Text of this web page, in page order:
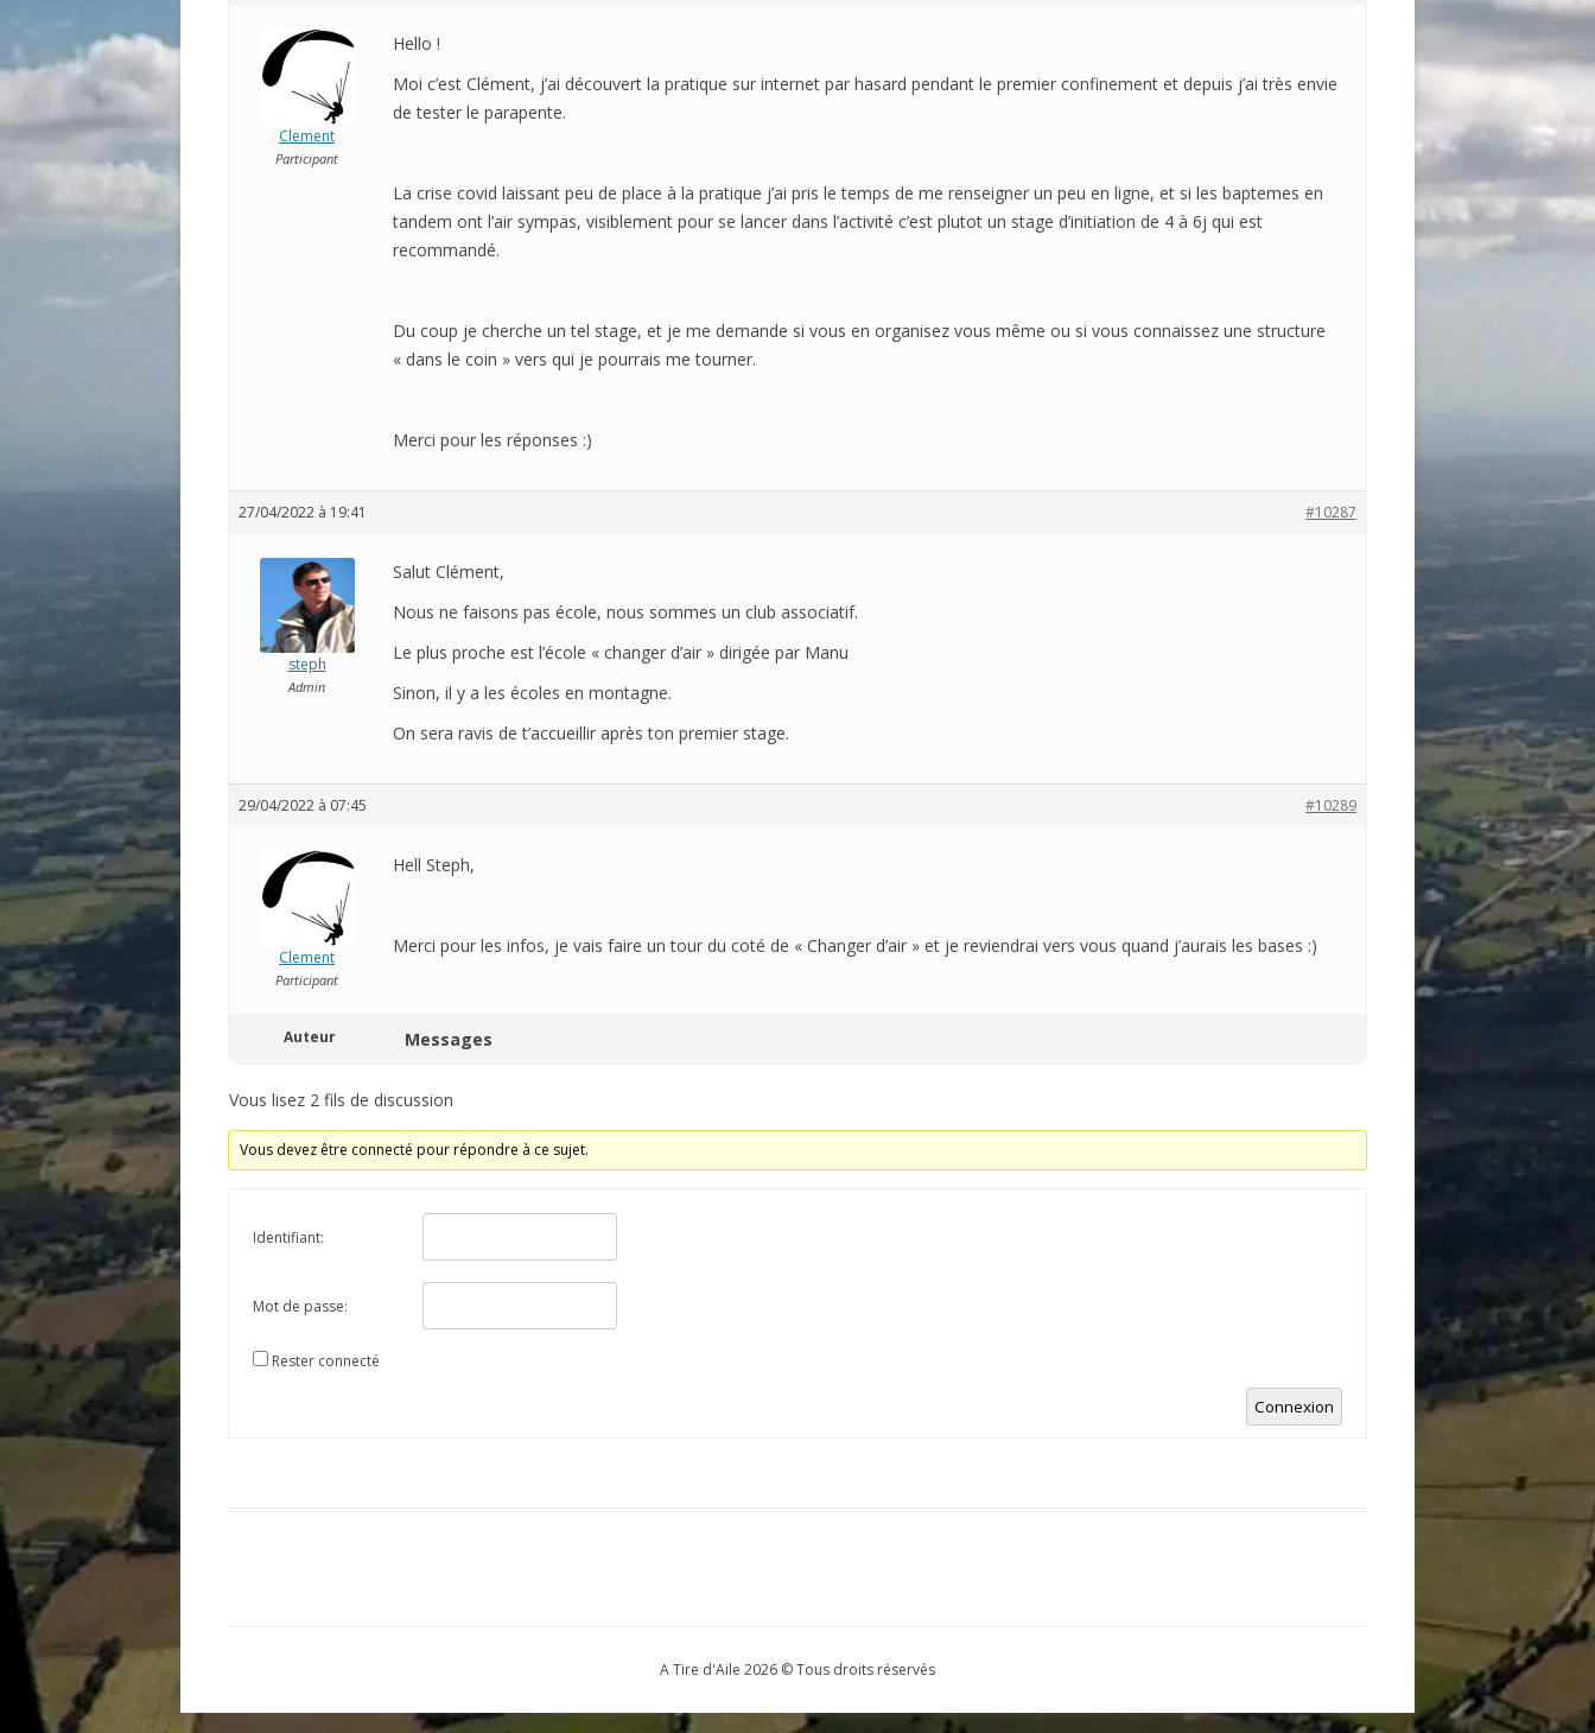
2012
Clement
Participant
Hello !
Moi c’est Clément, j’ai découvert la pratique sur internet par hasard pendant le premier confinement et depuis j’ai très envie
de tester le parapente.
La crise covid laissant peu de place à la pratique j’ai pris le temps de me renseigner un peu en ligne, et si les baptemes en
tandem ont l’air sympas, visiblement pour se lancer dans l’activité c’est plutot un stage d’initiation de 4 à 6j qui est
recommandé.
Du coup je cherche un tel stage, et je me demande si vous en organisez vous même ou si vous connaissez une structure
« dans le coin » vers qui je pourrais me tourner.
Merci pour les réponses :)
27/04/2022 à 19:41 #10287
steph
Admin
Salut Clément,
Nous ne faisons pas école, nous sommes un club associatif.
Le plus proche est l’école « changer d’air » dirigée par Manu
Sinon, il y a les écoles en montagne.
On sera ravis de t’accueillir après ton premier stage.
29/04/2022 à 07:45 #10289
Clement
Participant
Hell Steph,
Merci pour les infos, je vais faire un tour du coté de « Changer d’air » et je reviendrai vers vous quand j’aurais les bases :)
Auteur Messages
Vous lisez 2 fils de discussion
Vous devez être connecté pour répondre à ce sujet.
Identifiant:
Mot de passe:
Rester connecté
Connexion
A Tire d'Aile 2026 © Tous droits réservés